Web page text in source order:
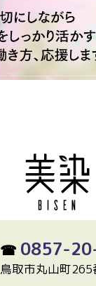
☎ 0857-
鳥取市丸山町265